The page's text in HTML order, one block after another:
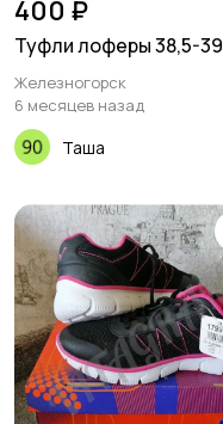
400 ₽
Туфли лоферы 38,5-39
Железногорск
6 месяцев назад
Таша